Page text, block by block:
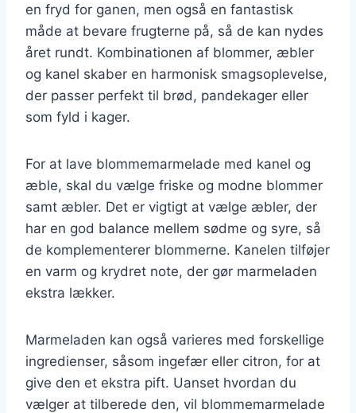
en fryd for ganen, men også en fantastisk
måde at bevare frugterne på, så de kan nydes
året rundt. Kombinationen af blommer, æbler
og kanel skaber en harmonisk smagsoplevelse,
der passer perfekt til brød, pandekager eller
som fyld i kager.
For at lave blommemarmelade med kanel og
æble, skal du vælge friske og modne blommer
samt æbler. Det er vigtigt at vælge æbler, der
har en god balance mellem sødme og syre, så
de komplementerer blommerne. Kanelen tilføjer
en varm og krydret note, der gør marmeladen
ekstra lækker.
Marmeladen kan også varieres med forskellige
ingredienser, såsom ingefær eller citron, for at
give den et ekstra pift. Uanset hvordan du
vælger at tilberede den, vil blommemarmelade